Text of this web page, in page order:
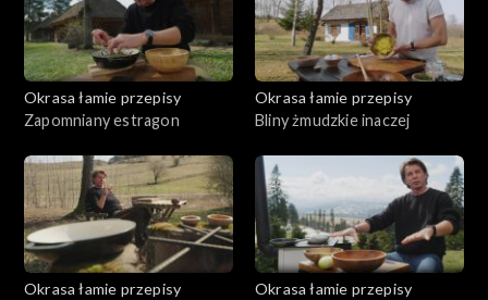
Okrasa łamie przepisy
Zapomniany estragon
Okrasa łamie przepisy
Bliny żmudzkie inaczej
Okrasa łamie przepisy
Okrasa łamie przepisy